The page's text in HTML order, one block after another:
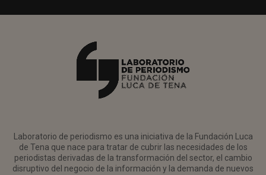
Laboratorio de periodismo es una iniciativa de la Fundación Luca
de Tena que nace para tratar de cubrir las necesidades de los
periodistas derivadas de la transformación del sector, el cambio
disruptivo del negocio de la información y la demanda de nuevos